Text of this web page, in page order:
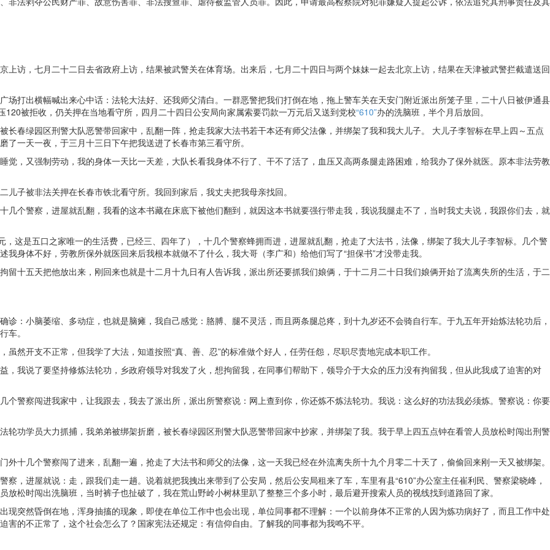
访，七月二十二日去省政府上访，结果被武警关在体育场。出来后，七月二十四日与两个妹妹一起去北京上访，结果在天津被武警拦截遣送回
打出横幅喊出来心中话：法轮大法好、还我师父清白。一群恶警把我们打倒在地，拖上警车关在天安门附近派出所笼子里，二十八日被伊通县
被拒收，仍关押在当地看守所，四月二十四日公安局向家属索要罚款一万元后又送到党校“610”办的洗脑班，半个月后放回。
春绿园区刑警大队恶警带回家中，乱翻一阵，抢走我家大法书若干本还有师父法像，并绑架了我和我大儿子。 大儿子李智标在早上四～五点
一天一夜，于三月十三日下午把我送进了长春市第三看守所。
，又强制劳动，我的身体一天比一天差，大队长看我身体不行了、干不了活了，血压又高两条腿走路困难，给我办了保外就医。原本非法劳教
子被非法关押在长春市铁北看守所。我回到家后，我丈夫把我母亲找回。
个警察，进屋就乱翻，我看的这本书藏在床底下被他们翻到，就因这本书就要强行带走我，我说我腿走不了，当时我丈夫说，我跟你们去，就
这是五口之家唯一的生活费，已经三、四年了），十几个警察蜂拥而进，进屋就乱翻，抢走了大法书，法像，绑架了我大儿子李智标。几个警
身体不好，劳教所保外就医回来后我根本就做不了什么，我大哥（李广和）给他们写了“担保书”才没带走我。
十五天把他放出来，刚回来也就是十二月十九日有人告诉我，派出所还要抓我们娘俩，于十二月二十日我们娘俩开始了流离失所的生活，于二
：小脑萎缩、多动症，也就是脑瘫，我自己感觉：胳膊、腿不灵活，而且两条腿总疼，到十九岁还不会骑自行车。于九五年开始炼法轮功后，
车。
然开支不正常，但我学了大法，知道按照“真、善、忍”的标准做个好人，任劳任怨，尽职尽责地完成本职工作。
我说了要坚持修炼法轮功，乡政府领导对我发了火，想拘留我，在同事们帮助下，领导介于大众的压力没有拘留我，但从此我成了迫害的对
警察闯进我家中，让我跟去，我去了派出所，派出所警察说：网上查到你，你还炼不炼法轮功。我说：这么好的功法我必须炼。警察说：你要
功学员大力抓捕，我弟弟被绑架折磨，被长春绿园区刑警大队恶警带回家中抄家，并绑架了我。我于早上四五点钟在看管人员放松时闯出刑警
十几个警察闯了进来，乱翻一遍，抢走了大法书和师父的法像，这一天我已经在外流离失所十九个月零二十天了，偷偷回来刚一天又被绑架。
，进屋就说：走，跟我们走一趟。说着就把我拽出来带到了公安局，然后公安局租来了车，车里有县“610”办公室主任崔利民、警察梁晓峰，
松时闯出洗脑班，当时裤子也扯破了，我在荒山野岭小树林里趴了整整三个多小时，最后避开搜索人员的视线找到道路回了家。
突然昏倒在地，浑身抽搐的现象，即使在单位工作中也会出现，单位同事都不理解：一个以前身体不正常的人因为炼功病好了，而且工作中处
的不正常了，这个社会怎么了？国家宪法还规定：有信仰自由。了解我的同事都为我鸣不平。